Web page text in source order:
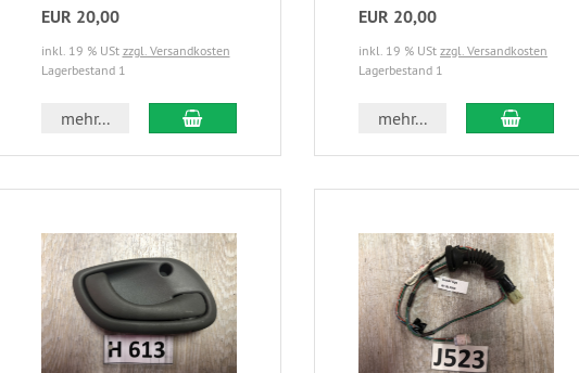
EUR 20,00
inkl. 19 % USt zzgl. Versandkosten
Lagerbestand 1
mehr...
EUR 20,00
inkl. 19 % USt zzgl. Versandkosten
Lagerbestand 1
mehr...